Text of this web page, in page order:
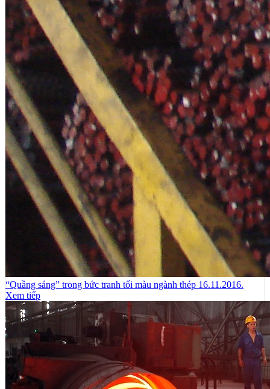
“Quầng sáng” trong bức tranh tối màu ngành thép 16.11.2016.
Xem tiếp